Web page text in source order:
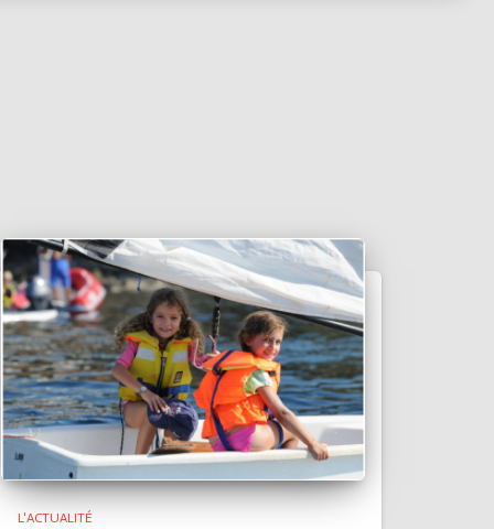
L'ACTUALITÉ